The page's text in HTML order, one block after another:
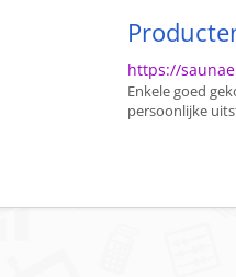
https://
Enkele goed
persoonlijke